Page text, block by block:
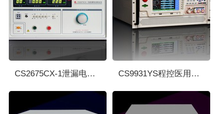
CS2675CX-1泄漏电流测试仪 长盛 CS9931YS程控医用安规综合测试仪 长盛